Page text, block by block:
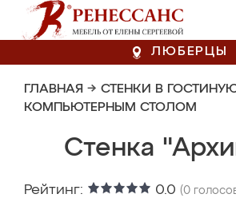
ЛЮБЕРЦЫ
ГЛАВНАЯ → СТЕНКИ В
КОМПЬЮТЕРНЫМ СТОЛОМ
Стенка
Рейтинг: 0.0 (0